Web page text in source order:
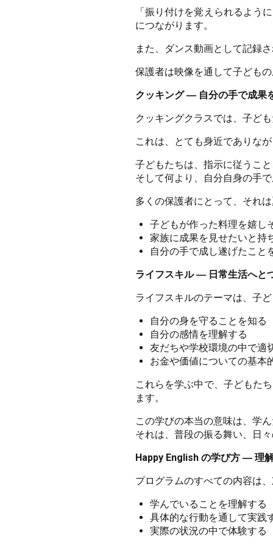
「振り付けを覚えられるよう
につながります。
また、ダンス動画として記録
保護者は映像を通して子ども
クッキング ― 自分の手で成果
クッキングクラスでは、子ど
これは、とても身近でありな
子どもたちは、指示に従うこ
そして何より、自分自身の手
多くの保護者にとって、それ
子どもが作った料理を嬉し
家族に成果を見せたいと持
自分の手で成し遂げたこと
ライフスキル ― 日常生活へと
ライフスキルのテーマは、子
自分の身を守ることを知る
自分の感情を理解する
友だちや学校環境の中で適
お金や価値についての基本
これらを学ぶ中で、子どもた
ます。
この学びの本当の意味は、学
それは、普段の振る舞い、日
Happy English の学び方 ― 理
プログラムのすべての内容は
学んでいることを理解する
具体的な行動を通して実践
実際の状況の中で体験する